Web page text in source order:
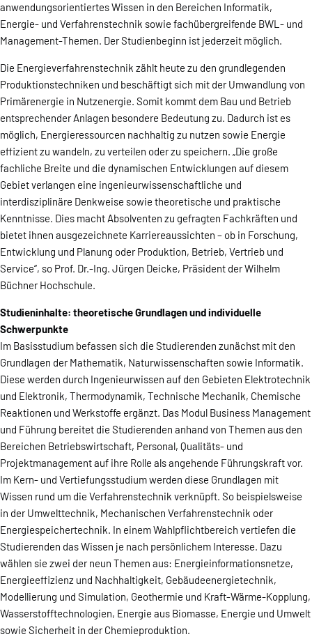
anwendungsorientiertes Wissen in den Bereichen Informatik,
Energie- und Verfahrenstechnik sowie fachübergreifende BWL- und
Management-Themen. Der Studienbeginn ist jederzeit möglich.
Die Energieverfahrenstechnik zählt heute zu den grundlegenden
Produktionstechniken und beschäftigt sich mit der Umwandlung von
Primärenergie in Nutzenergie. Somit kommt dem Bau und Betrieb
entsprechender Anlagen besondere Bedeutung zu. Dadurch ist es
möglich, Energieressourcen nachhaltig zu nutzen sowie Energie
effizient zu wandeln, zu verteilen oder zu speichern. „Die große
fachliche Breite und die dynamischen Entwicklungen auf diesem
Gebiet verlangen eine ingenieurwissenschaftliche und
interdisziplinäre Denkweise sowie theoretische und praktische
Kenntnisse. Dies macht Absolventen zu gefragten Fachkräften und
bietet ihnen ausgezeichnete Karriereaussichten – ob in Forschung,
Entwicklung und Planung oder Produktion, Betrieb, Vertrieb und
Service“, so Prof. Dr.-Ing. Jürgen Deicke, Präsident der Wilhelm
Büchner Hochschule.
Studieninhalte: theoretische Grundlagen und individuelle
Schwerpunkte
Im Basisstudium befassen sich die Studierenden zunächst mit den
Grundlagen der Mathematik, Naturwissenschaften sowie Informatik.
Diese werden durch Ingenieurwissen auf den Gebieten Elektrotechnik
und Elektronik, Thermodynamik, Technische Mechanik, Chemische
Reaktionen und Werkstoffe ergänzt. Das Modul Business Management
und Führung bereitet die Studierenden anhand von Themen aus den
Bereichen Betriebswirtschaft, Personal, Qualitäts- und
Projektmanagement auf ihre Rolle als angehende Führungskraft vor.
Im Kern- und Vertiefungsstudium werden diese Grundlagen mit
Wissen rund um die Verfahrenstechnik verknüpft. So beispielsweise
in der Umwelttechnik, Mechanischen Verfahrenstechnik oder
Energiespeichertechnik. In einem Wahlpflichtbereich vertiefen die
Studierenden das Wissen je nach persönlichem Interesse. Dazu
wählen sie zwei der neun Themen aus: Energieinformationsnetze,
Energieeffizienz und Nachhaltigkeit, Gebäudeenergietechnik,
Modellierung und Simulation, Geothermie und Kraft-Wärme-Kopplung,
Wasserstofftechnologien, Energie aus Biomasse, Energie und Umwelt
sowie Sicherheit in der Chemieproduktion.